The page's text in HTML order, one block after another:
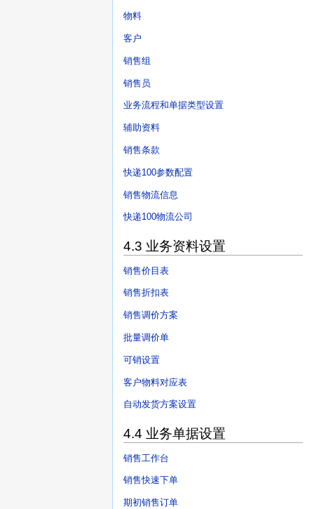
物料
客户
销售组
销售员
业务流程和单据类型设置
辅助资料
销售条款
快递100参数配置
销售物流信息
快递100物流公司
4.3 业务资料设置
销售价目表
销售折扣表
销售调价方案
批量调价单
可销设置
客户物料对应表
自动发货方案设置
4.4 业务单据设置
销售工作台
销售快速下单
期初销售订单